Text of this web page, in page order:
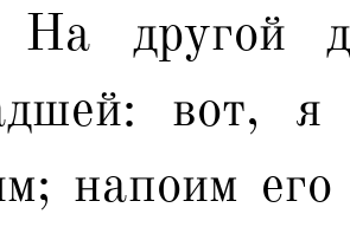
другой
вот, я
напоим